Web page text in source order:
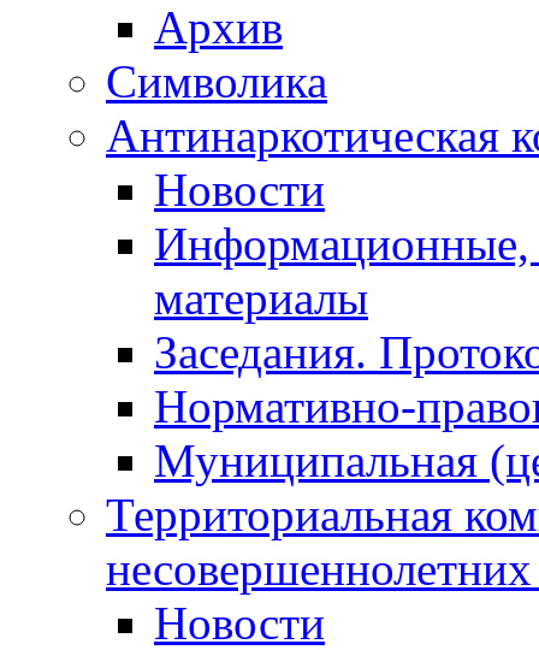
Архив
Символика
Антинаркотическая
Новости
Информационные,
материалы
Заседания.
Нормативно-
Муниципальная
Территориальная
Новости